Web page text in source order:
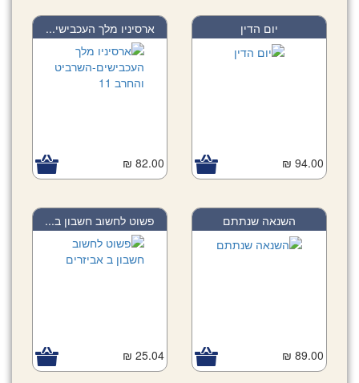
יום הדין
94.00 ₪
ארסיניו מלך העכבישי...
82.00 ₪
השנאה שנתתם
89.00 ₪
פשוט לחשוב חשבון ב...
25.04 ₪